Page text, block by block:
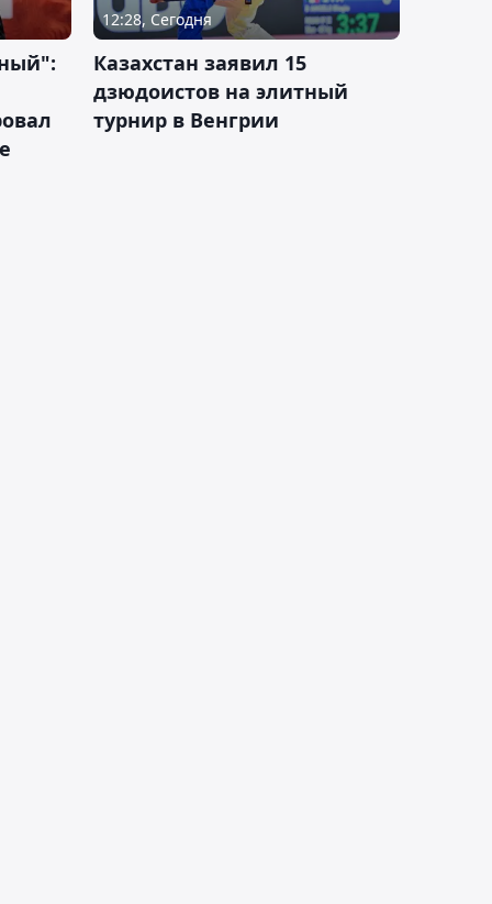
12:28, Сегодня
Казахстан заявил 15
дзюдоистов на элитный
турнир в Венгрии